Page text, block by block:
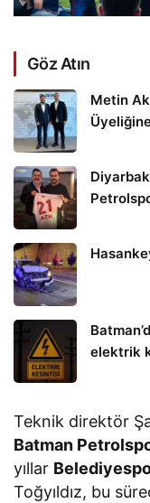
Göz Atın
Metin
elektrik
Teknik direktör
Batman
yıllar
Toğyıldız, bu